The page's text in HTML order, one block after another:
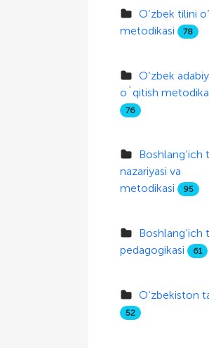
O‘zbek tilini
metodikasi
78
O‘zbek
o`qitish
76
Boshlang‘ich
nazariyasi va
metodikasi
95
Boshlang‘ich
pedagogikasi
61
O‘zbekiston
52